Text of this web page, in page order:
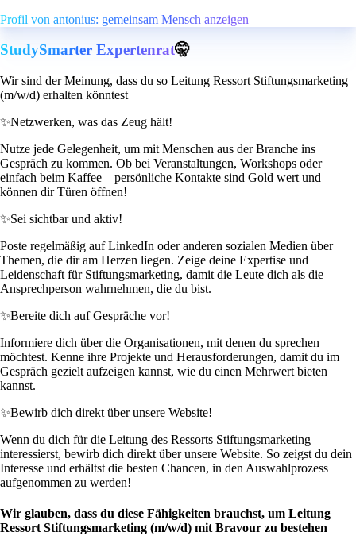
Profil von antonius: gemeinsam Mensch anzeigen
StudySmarter Expertenrat🤫
Wir sind der Meinung, dass du so Leitung Ressort Stiftungsmarketing
(m/w/d) erhalten könntest
✨Netzwerken, was das Zeug hält!
Nutze jede Gelegenheit, um mit Menschen aus der Branche ins
Gespräch zu kommen. Ob bei Veranstaltungen, Workshops oder
einfach beim Kaffee – persönliche Kontakte sind Gold wert und
können dir Türen öffnen!
✨Sei sichtbar und aktiv!
Poste regelmäßig auf LinkedIn oder anderen sozialen Medien über
Themen, die dir am Herzen liegen. Zeige deine Expertise und
Leidenschaft für Stiftungsmarketing, damit die Leute dich als die
Ansprechperson wahrnehmen, die du bist.
✨Bereite dich auf Gespräche vor!
Informiere dich über die Organisationen, mit denen du sprechen
möchtest. Kenne ihre Projekte und Herausforderungen, damit du im
Gespräch gezielt aufzeigen kannst, wie du einen Mehrwert bieten
kannst.
✨Bewirb dich direkt über unsere Website!
Wenn du dich für die Leitung des Ressorts Stiftungsmarketing
interessierst, bewirb dich direkt über unsere Website. So zeigst du dein
Interesse und erhältst die besten Chancen, in den Auswahlprozess
aufgenommen zu werden!
Wir glauben, dass du diese Fähigkeiten brauchst, um Leitung
Ressort Stiftungsmarketing (m/w/d) mit Bravour zu bestehen